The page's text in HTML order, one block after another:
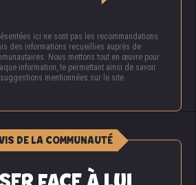
ici ne sont pas les recommandations
des informations recueillies auprès de
Nous mettons tout en œuvre pour
information, te permettant ainsi de savoir
mentionnées sur le site.
DE LA COMMUNAUTÉ